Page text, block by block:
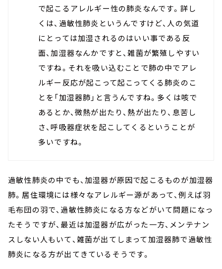
で起こるアレルギー性の肺炎なんです。詳し
くは、過敏性肺炎というんですけど、人の気道
にとっては加湿されるのはいい事である反
面、加湿器なんかですと、雑菌が繁殖しやすい
ですね。それを吸い込むことで肺の中でアレ
ルギー反応が起こって起こってくる肺炎のこ
とを「加湿器肺」と言うんですね。多くは咳で
あるとか、微熱が出たり、熱が出たり、息苦し
さ、呼吸器症状を起こしてくるということが
多いですね。
過敏性肺炎の中でも、加湿器が原因で起こるものが加湿器
肺。居住環境には様々なアレルギー源があって、例えば羽
毛布団の羽で、過敏性肺炎になる方などがいて問題になっ
たそうですが、最近は加湿器が広がった一方、メンテナン
スしない人もいて、雑菌が出てしまって加湿器肺で過敏性
肺炎になる方が出てきているそうです。